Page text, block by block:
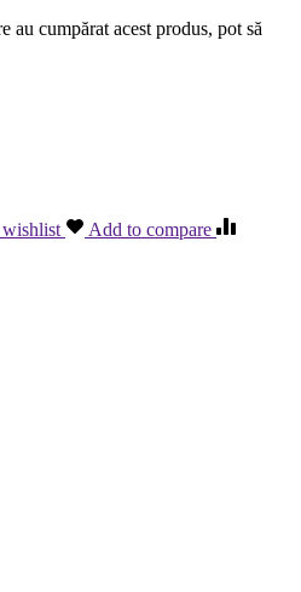
cumpărat acest produs, pot să
Add to compare